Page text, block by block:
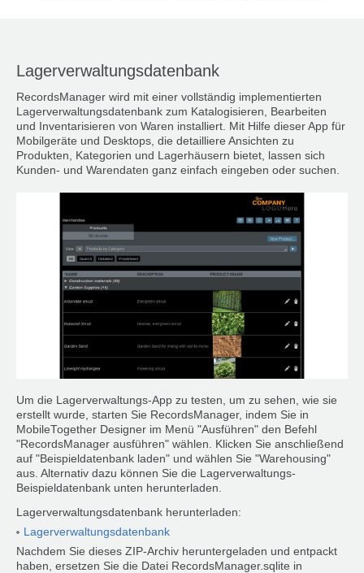
Lagerverwaltungsdatenbank
RecordsManager wird mit einer vollständig implementierten
Lagerverwaltungsdatenbank zum Katalogisieren, Bearbeiten
und Inventarisieren von Waren installiert. Mit Hilfe dieser App für
Mobilgeräte und Desktops, die detailliere Ansichten zu
Produkten, Kategorien und Lagerhäusern bietet, lassen sich
Kunden- und Warendaten ganz einfach eingeben oder suchen.
Um die Lagerverwaltungs-App zu testen, um zu sehen, wie sie
erstellt wurde, starten Sie RecordsManager, indem Sie in
MobileTogether Designer im Menü "Ausführen" den Befehl
"RecordsManager ausführen" wählen. Klicken Sie anschließend
auf "Beispieldatenbank laden" und wählen Sie "Warehousing"
aus. Alternativ dazu können Sie die Lagerverwaltungs-
Beispieldatenbank unten herunterladen.
Lagerverwaltungsdatenbank herunterladen:
Lagerverwaltungsdatenbank
Nachdem Sie dieses ZIP-Archiv heruntergeladen und entpackt
haben, ersetzen Sie die Datei RecordsManager.sqlite in